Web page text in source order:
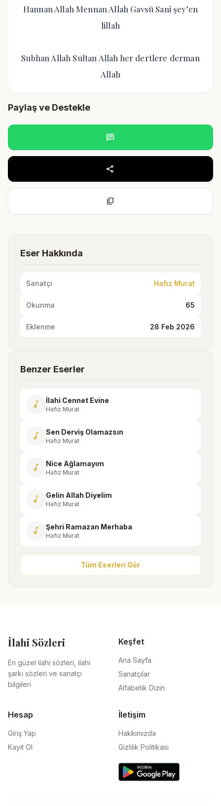
Hannan Allah Mennan Allah Gavsü Sani şey’en
lillah
Subhan Allah Sultan Allah her dertlere derman
Allah
Paylaş ve Destekle
chat
share
content_copy
Eser Hakkında
Sanatçı Hafız Murat
Okunma 65
Eklenme 28 Feb 2026
Benzer Eserler
music_note İlahi Cennet Evine
Hafız Murat
music_note Sen Derviş Olamazsın
Hafız Murat
music_note Nice Ağlamayım
Hafız Murat
music_note Gelin Allah Diyelim
Hafız Murat
music_note Şehri Ramazan Merhaba
Hafız Murat
Tüm Eserleri Gör
İlahi Sözleri
En güzel ilahi sözleri, ilahi
şarkı sözleri ve sanatçı
bilgileri
Keşfet
Ana Sayfa
Sanatçılar
Alfabetik Dizin
Hesap
Giriş Yap
Kayıt Ol
İletişim
Hakkımızda
Gizlilik Politikası